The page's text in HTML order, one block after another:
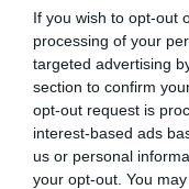
If you wish to opt-out
processing of your
targeted advertising
section to confirm
opt-out request is
interest-based ads
us or personal
your opt-out. You
acuerdo. Si quieres
nosotros en
Añadir
de forma
Mantente